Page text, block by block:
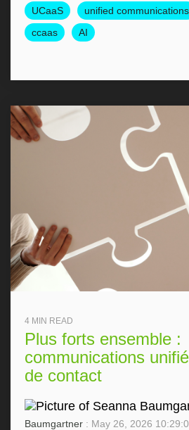
UCaaS unified communications
ccaas
AI
4 MIN READ
Plus forts ensemble :
communications
de contact
Baumgartner : May 26, 2026